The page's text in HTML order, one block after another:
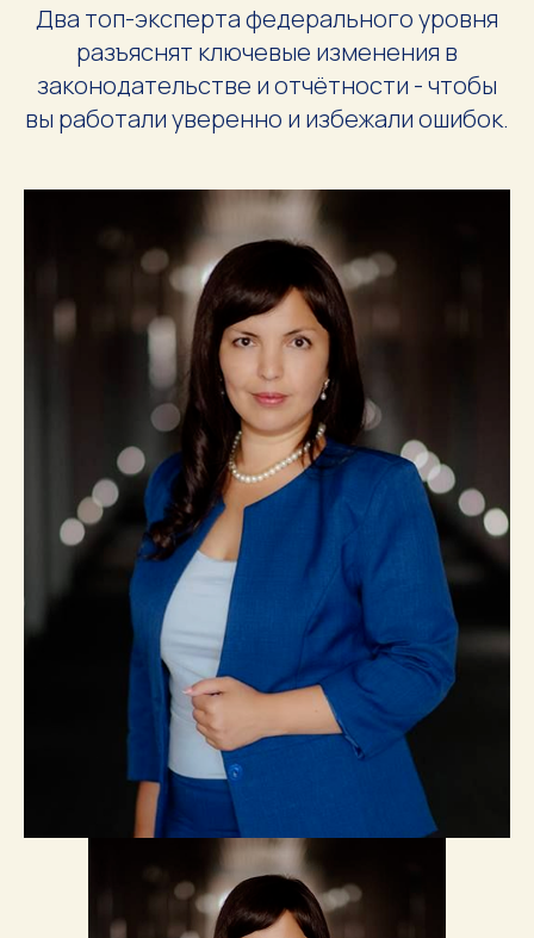
Два топ-эксперта федерального уровня
разъяснят ключевые изменения в
законодательстве и отчётности - чтобы
вы работали уверенно и избежали ошибок.